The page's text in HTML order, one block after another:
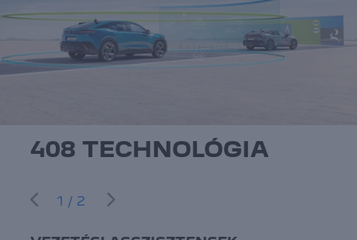
408 TECHNOLÓGIA
1/2